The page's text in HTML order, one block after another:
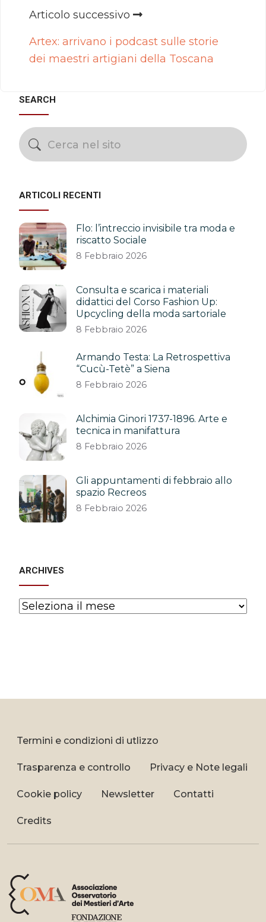
Articolo successivo
Artex: arrivano i podcast sulle storie
dei maestri artigiani della Toscana
SEARCH
ARTICOLI RECENTI
Flo: l’intreccio invisibile tra moda e
riscatto Sociale
8 Febbraio 2026
Consulta e scarica i materiali
didattici del Corso Fashion Up:
Upcycling della moda sartoriale
8 Febbraio 2026
Armando Testa: La Retrospettiva
“Cucù-Tetè” a Siena
8 Febbraio 2026
Alchimia Ginori 1737-1896. Arte e
tecnica in manifattura
8 Febbraio 2026
Gli appuntamenti di febbraio allo
spazio Recreos
8 Febbraio 2026
ARCHIVES
Archives
Termini e condizioni di utlizzo
Trasparenza e controllo Privacy e Note legali
Cookie policy Newsletter Contatti
Credits